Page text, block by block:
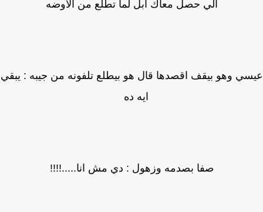
الي حصل معاك ابل لما تطلع من الاوضه
وهو بيقف اقصدها قال هو بيطلع تلفونه من جيبه : يبقي
ايه ده
صفا بصدمه وزهول : دي مش انا.....!!!!